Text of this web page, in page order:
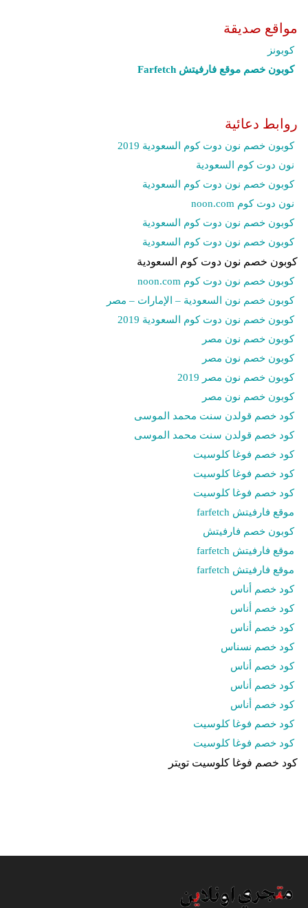
مواقع صديقة
كوبونز
كوبون خصم موقع فارفيتش Farfetch‎
روابط دعائية
كوبون خصم نون دوت كوم السعودية 2019
نون دوت كوم السعودية
كوبون خصم نون دوت كوم السعودية
نون دوت كوم noon.com
كوبون خصم نون دوت كوم السعودية
كوبون خصم نون دوت كوم السعودية
كوبون خصم نون دوت كوم السعودية
كوبون خصم نون دوت كوم noon.com
كوبون خصم نون السعودية – الإمارات – مصر
كوبون خصم نون دوت كوم السعودية 2019
كوبون خصم نون مصر
كوبون خصم نون مصر
كوبون خصم نون مصر 2019
كوبون خصم نون مصر
كود خصم قولدن سنت محمد الموسى
كود خصم قولدن سنت محمد الموسى
كود خصم فوغا كلوسيت
كود خصم فوغا كلوسيت
كود خصم فوغا كلوسيت
موقع فارفيتش farfetch
كوبون خصم فارفيتش
موقع فارفيتش farfetch
موقع فارفيتش farfetch
كود خصم أناس
كود خصم أناس
كود خصم أناس
كود خصم نسناس
كود خصم أناس
كود خصم أناس
كود خصم أناس
كود خصم فوغا كلوسيت
كود خصم فوغا كلوسيت
كود خصم فوغا كلوسيت تويتر